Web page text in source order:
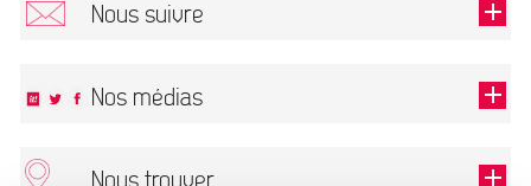
Nous suivre
Nos médias